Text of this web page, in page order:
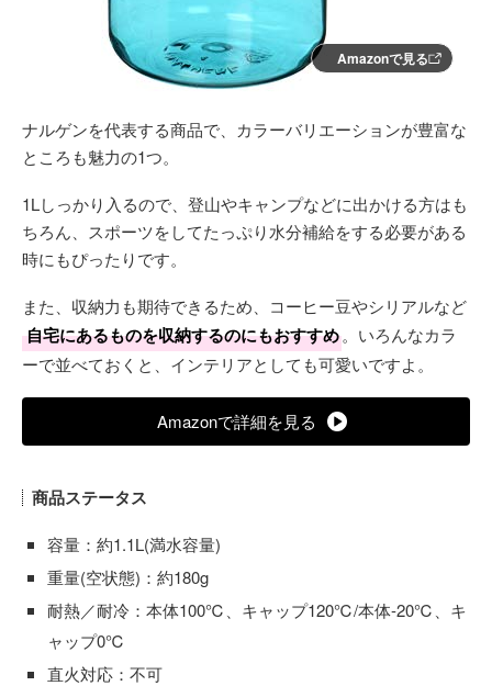
Amazonで見る
ナルゲンを代表する商品で、カラーバリエーションが豊富な
ところも魅力の1つ。
1Lしっかり入るので、登山やキャンプなどに出かける方はも
ちろん、スポーツをしてたっぷり水分補給をする必要がある
時にもぴったりです。
また、収納力も期待できるため、コーヒー豆やシリアルなど
自宅にあるものを収納するのにもおすすめ。いろんなカラ
ーで並べておくと、インテリアとしても可愛いですよ。
Amazonで詳細を見る
商品ステータス
容量：約1.1L(満水容量)
重量(空状態)：約180g
耐熱／耐冷：本体100℃、キャップ120℃/本体-20℃、キ
ャップ0℃
直火対応：不可